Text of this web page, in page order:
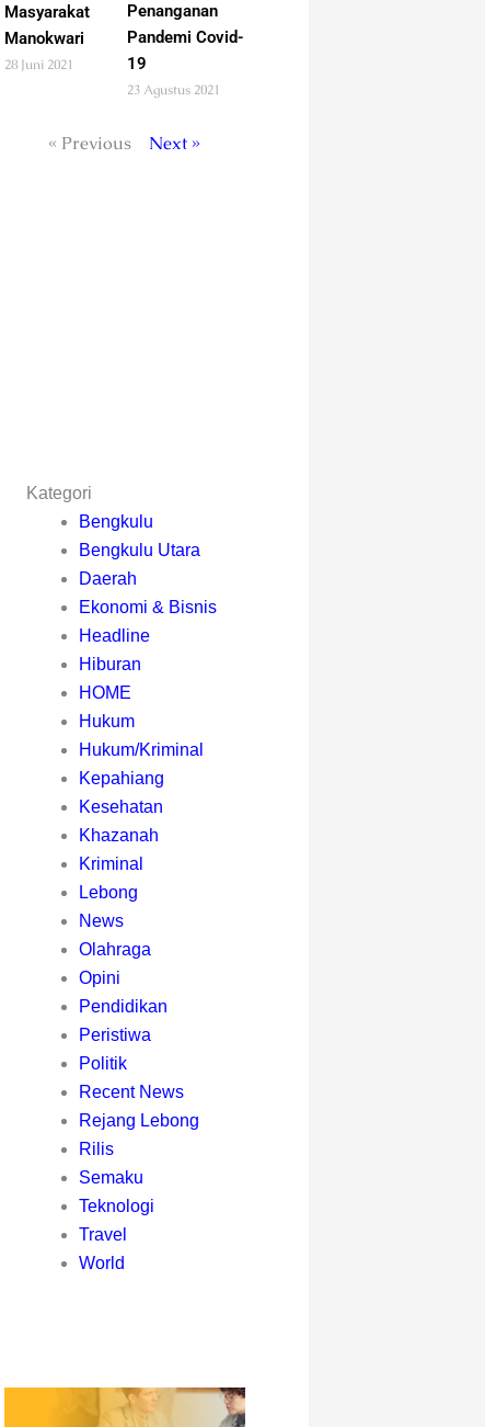
Masyarakat
Manokwari
28 Juni 2021
Penanganan
Pandemi Covid-
19
23 Agustus 2021
« Previous Next »
Kategori
Bengkulu
Bengkulu Utara
Daerah
Ekonomi & Bisnis
Headline
Hiburan
HOME
Hukum
Hukum/Kriminal
Kepahiang
Kesehatan
Khazanah
Kriminal
Lebong
News
Olahraga
Opini
Pendidikan
Peristiwa
Politik
Recent News
Rejang Lebong
Rilis
Semaku
Teknologi
Travel
World